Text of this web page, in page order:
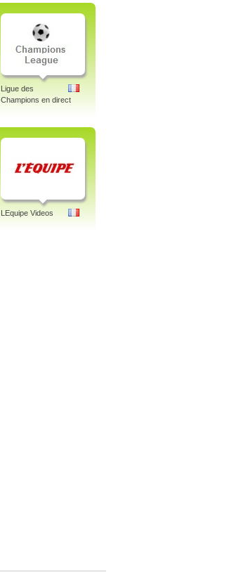
Ligue des
Champions en direct
LEquipe Videos